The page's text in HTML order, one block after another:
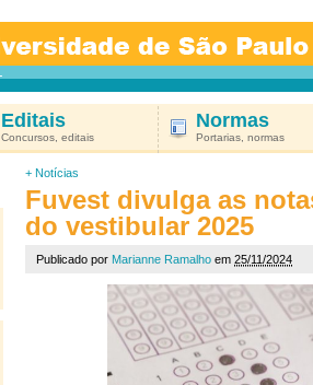
Editais
Concursos, editais
Normas
Portarias, normas
+ Notícias
Fuvest divulga as
do vestibular 2025
Publicado por Marianne Ramalho em 25/11/2024